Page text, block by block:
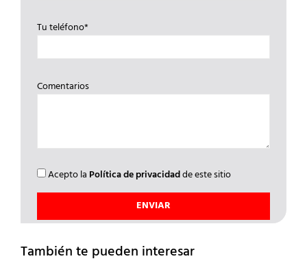
Tu teléfono*
Comentarios
Acepto la Política de privacidadde este sitio
También te pueden interesar